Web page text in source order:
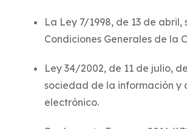
La Ley 7/1998, de 13 de abril,
Condiciones Generales de la
Ley 34/2002, de 11 de julio,
sociedad de la información y
electrónico.